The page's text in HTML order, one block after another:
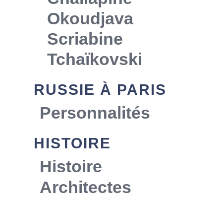
Okoudjava
Scriabine
Tchaïkovski
RUSSIE À PARIS
Personnalités
HISTOIRE
Histoire
Architectes